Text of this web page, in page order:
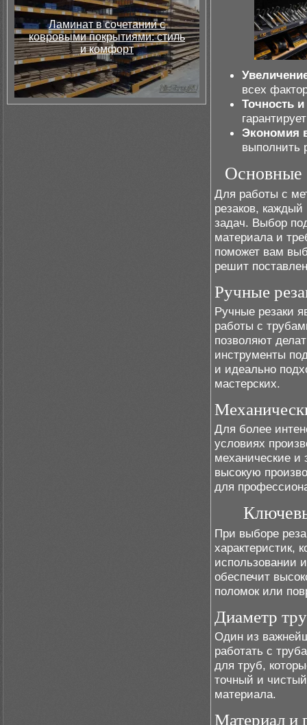
Ламинат в сочетании с
ковровыми покрытиями: стиль
и комфорт
всех
Точность и
Экономия
выполнить
Основные
Для работы с
резаков,
задач. Выбор
материала и
поможет вам
решит
Ручные
Ручные резаки
работы с
позволяют
инструменты
и идеально
мастерских.
Для более
условиях
механические и
высокую
для
При выборе
характеристик,
использовании
обеспечит
поломок или
Диаметр
Один из
работать с
для труб,
точный и
материала.
Материал и